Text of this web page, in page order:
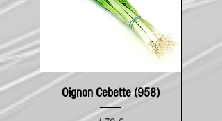
Oignon Cebette (958)